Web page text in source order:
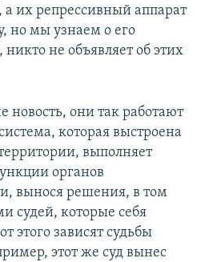
их репрессивный аппарат
но мы узнаем о его
не объявляет об этих
новость, они так работают
которая выстроена
выполняет
органов
вынося решения, в том
судей, которые себя
этого зависят судьбы
этот же суд вынес